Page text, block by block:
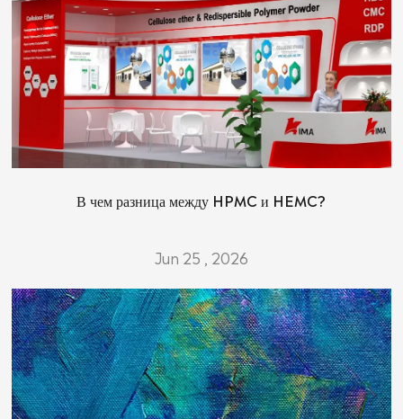
В чем разница между HPMC и HEMC?
Jun 25 , 2026